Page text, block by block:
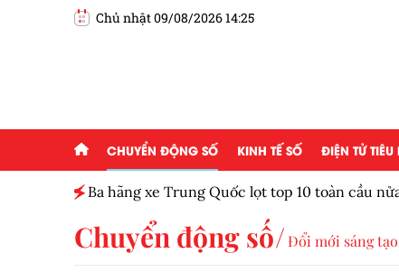
Chủ nhật 09/08/2026 14:25
CHUYỂN ĐỘNG SỐ KINH TẾ SỐ ĐIỆN TỬ
Ba hãng xe Trung Quốc lọt top 10 toàn cầu
Chuyển động số Đổi mới sáng tạo